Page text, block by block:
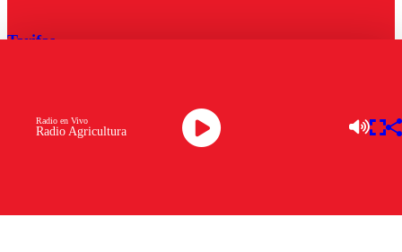
Radio Agricultura
Radio en Vivo
Tarifas
Descarga la APP